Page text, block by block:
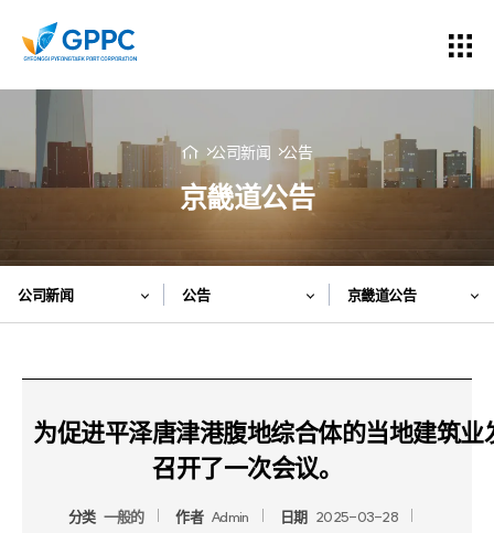
公司新闻 公告
京畿道公告
公司新闻 公告 京畿道公告
为促进平泽唐津港腹地综合体的当地建筑业
召开了一次会议。
分类 一般的 作者 Admin 日期 2025-03-28